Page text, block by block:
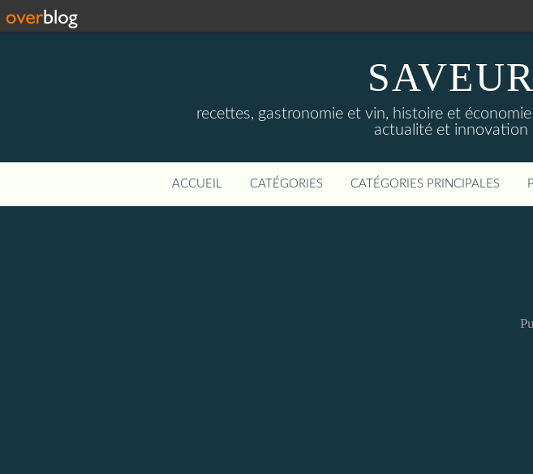
recettes, gastronomie et vin, histoire et
actualité et innovation
ACCUEIL CATÉGORIES CATÉGORIES PRINCIPALES